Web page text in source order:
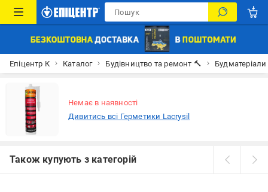
Епіцентр К Каталог Будівництво та ремонт 🔨 Будматеріали
Немає в наявності
Дивитись всі Герметики Lacrysil
Також купують з категорій